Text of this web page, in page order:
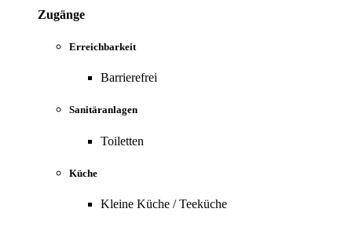
Zugänge
Erreichbarkeit
Barrierefrei
Sanitäranlagen
Toiletten
Küche
Kleine Küche / Teeküche